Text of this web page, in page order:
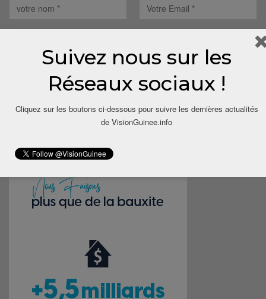
Save my name, email, and website in this browser for the next
time I comment.
Suivez nous sur les
Réseaux sociaux !
Cliquez sur les boutons ci-dessous pour suivre les dernières actualités
de VisionGuinee.info